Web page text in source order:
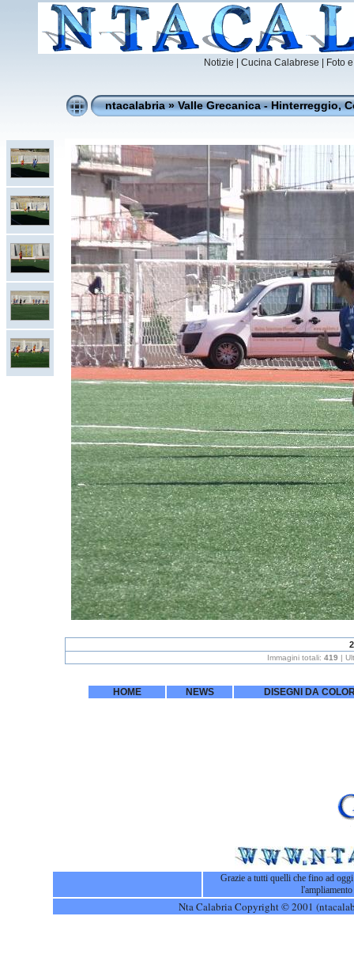
Notizie Cucina Calabrese | Foto
ntacalabria»Valle Grecanica - Hinterreggio,
Immagini totali: 419 |
HOME NEWS DISEGNI DA
Grazie a tutti quelli che fino ad
Nta Calabria Copyright © 2001